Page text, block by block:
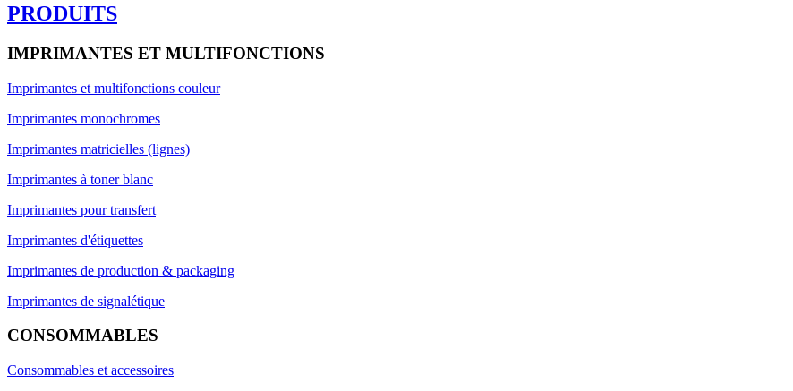
PRODUITS
IMPRIMANTES ET MULTIFONCTIONS
Imprimantes et multifonctions couleur
Imprimantes monochromes
Imprimantes matricielles (lignes)
Imprimantes à toner blanc
Imprimantes pour transfert
Imprimantes d'étiquettes
Imprimantes de production & packaging
Imprimantes de signalétique
CONSOMMABLES
Consommables et accessoires